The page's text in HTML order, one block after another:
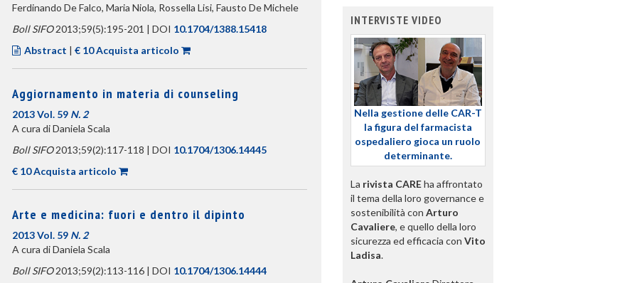
Ferdinando De Falco, Maria Niola, Rossella Lisi, Fausto De Michele
Boll SIFO2013;59(5):195-201 | DOI 10.1704/1388.15418
Abstract | € 10 Acquista articolo
Aggiornamento in materia di counseling
2013 Vol. 59 N. 2
A cura di Daniela Scala
Boll SIFO2013;59(2):117-118 | DOI 10.1704/1306.14445
€ 10 Acquista articolo
Arte e medicina: fuori e dentro il dipinto
2013 Vol. 59 N. 2
A cura di Daniela Scala
Boll SIFO2013;59(2):113-116 | DOI 10.1704/1306.14444
INTERVISTE VIDEO
Nella gestione delle CAR-T
la figura del farmacista
ospedaliero gioca un ruolo
determinante.
La rivista CAREha affrontato
il tema della loro governance e
sostenibilità con Arturo
Cavaliere, e quello della loro
sicurezza ed efficacia con Vito
Ladisa.